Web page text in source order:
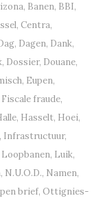
, Banen, BBI,
, Centra,
, Dagen, Dank,
, Dossier, Douane,
, Eupen,
Fiscale fraude,
, Hasselt, Hoei,
, Infrastructuur,
Loopbanen, Luik,
, N.U.O.D., Namen,
brief, Ottignies-